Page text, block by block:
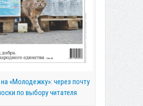
«Молодежку»: через почту
по выбору читателя